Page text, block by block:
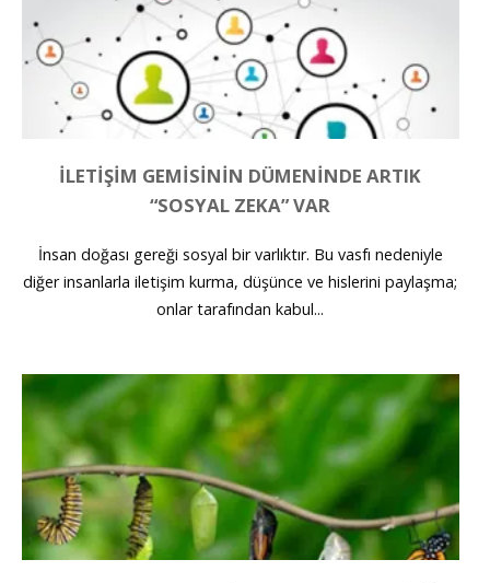
İLETIŞIM GEMISININ DÜMENINDE ARTIK
“SOSYAL ZEKA” VAR
İnsan doğası gereği sosyal bir varlıktır. Bu vasfı nedeniyle
diğer insanlarla iletişim kurma, düşünce ve hislerini paylaşma;
onlar tarafından kabul...